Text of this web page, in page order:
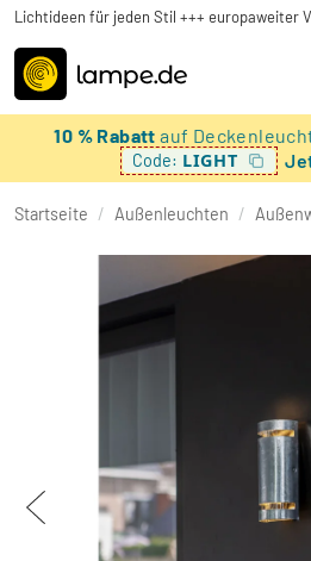
Lichtideen für jeden Stil +++ europaweiter
10 % Rabattauf
Code: LIGHT
Startseite / Außenleuchten /